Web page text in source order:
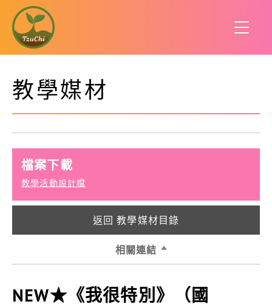
教學媒材
檔案下載
教學活動設計檔
返回 教學媒材目錄
相關連結
NEW★《我很特別》（國